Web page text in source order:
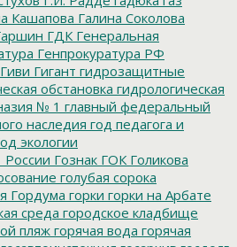
Кашапова Галина Соколова
ГДК Генеральная
Генпрокуратура РФ
Гиви Гигант гидрозащитные
обстановка гидрологическая
№ 1 главный федеральный
наследия год педагога и
экологии
Гознак ГОК Голикова
голубая сорока
Гордума горки горки на Арбате
среда городское кладбище
пляж горячая вода горячая